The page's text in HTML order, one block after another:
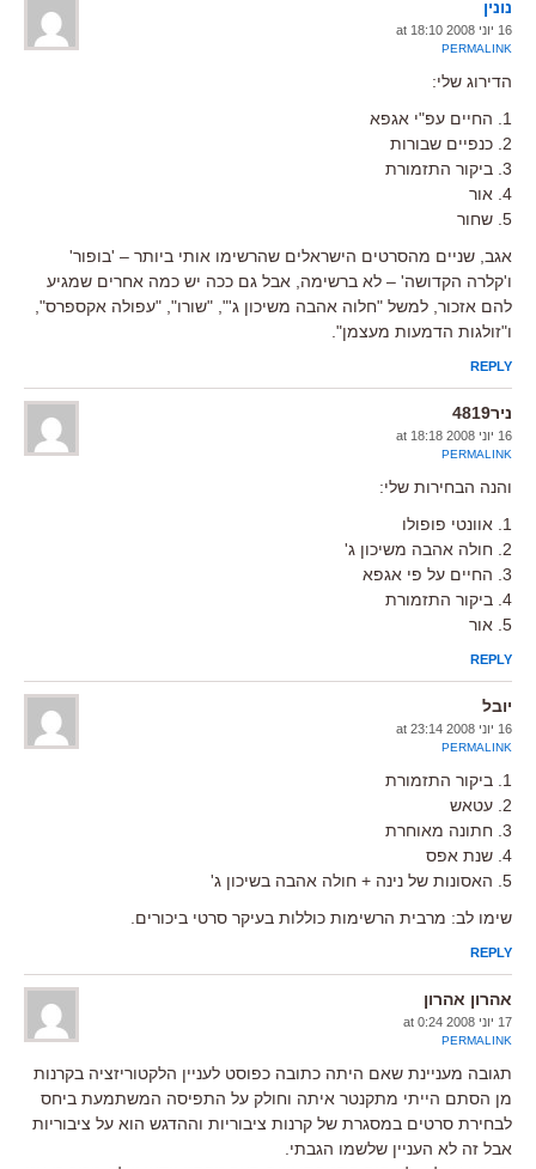
נונין
16 יוני 2008 at 18:10
PERMALINK
הדירוג שלי:
1. החיים עפ"י אגפא
2. כנפיים שבורות
3. ביקור התזמורת
4. אור
5. שחור
אגב, שניים מהסרטים הישראלים שהרשימו אותי ביותר – 'בופור'
ו'קלרה הקדושה' – לא ברשימה, אבל גם ככה יש כמה אחרים שמגיע
להם אזכור, למשל "חלוה אהבה משיכון ג'", "שורו", "עפולה אקספרס",
ו"זולגות הדמעות מעצמן".
REPLY
ניר4819
16 יוני 2008 at 18:18
PERMALINK
והנה הבחירות שלי:
1. אוונטי פופולו
2. חולה אהבה משיכון ג'
3. החיים על פי אגפא
4. ביקור התזמורת
5. אור
REPLY
יובל
16 יוני 2008 at 23:14
PERMALINK
1. ביקור התזמורת
2. עטאש
3. חתונה מאוחרת
4. שנת אפס
5. האסונות של נינה + חולה אהבה בשיכון ג'
שימו לב: מרבית הרשימות כוללות בעיקר סרטי ביכורים.
REPLY
אהרון אהרון
17 יוני 2008 at 0:24
PERMALINK
תגובה מעניינת שאם היתה כתובה כפוסט לעניין הלקטוריזציה בקרנות
מן הסתם הייתי מתקנטר איתה וחולק על התפיסה המשתמעת ביחס
לבחירת סרטים במסגרת של קרנות ציבוריות וההדגש הוא על ציבוריות
אבל זה לא העניין שלשמו הגבתי.